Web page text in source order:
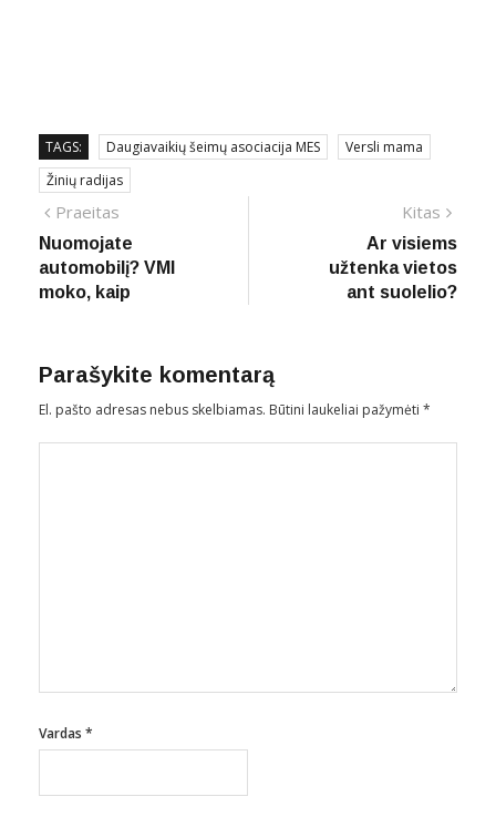
TAGS: Daugiavaikių šeimų asociacija MES
Versli mama
Žinių radijas
Navigacija
tarp
įrašų
Praeitas
post:
Nuomojate
automobilį? VMI
moko, kaip
Kitas
post:
Ar visiems
užtenka vietos
ant suolelio?
Parašykite komentarą
El. pašto adresas nebus skelbiamas. Būtini laukeliai pažymėti *
Vardas *